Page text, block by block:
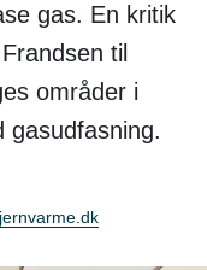
gas. En kritik
til
områder i
gasudfasning.